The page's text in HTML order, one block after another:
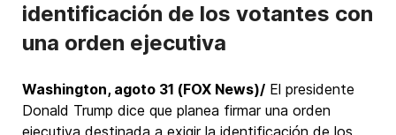
identificación de los votantes con
una orden ejecutiva
Washington, agoto 31 (FOX News)/ El presidente
Donald Trump dice que planea firmar una orden
ejecutiva destinada a exigir la identificación de los